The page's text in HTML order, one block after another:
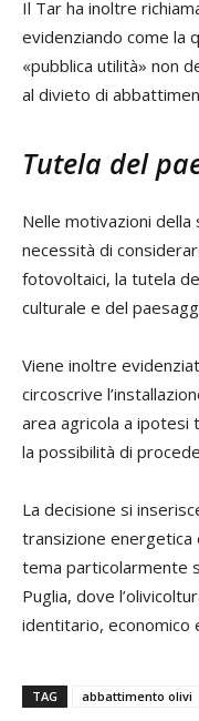
Il Tar ha inoltre
evidenziando come la
«pubblica utilità» non
al divieto di
Tutela del
Nelle motivazioni
necessità di
fotovoltaici, la tutela
culturale e del
Viene inoltre
circoscrive
area agricola a ipotesi
la possibilità di
La decisione si
transizione energetica
tema particolarmente
Puglia, dove
identitario, economico
TAG abbattimento olivi